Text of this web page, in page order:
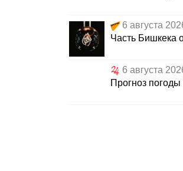
6 августа
Часть Бишкека
6 августа
Прогноз